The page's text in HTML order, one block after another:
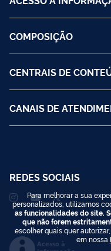
COMPOSIÇÃO
CENTRAIS DE
CANAIS DE
REDES SOCIAIS
Acesso à
Para melhorar a sua
personalizados, utilizamos
as funcionalidades do site.
que não forem
escolher quais quer
em nossa